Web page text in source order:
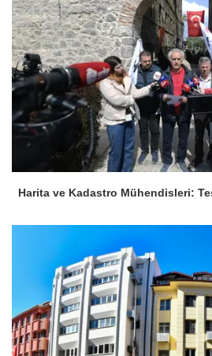
Harita ve Kadastro Mühendisleri: